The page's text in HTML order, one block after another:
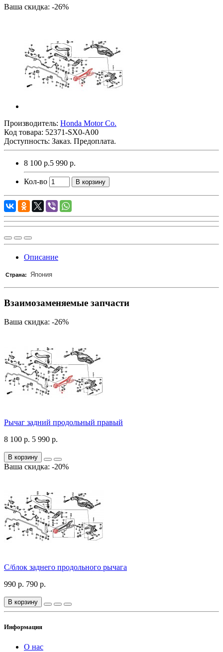
Ваша скидка: -26%
Производитель: Honda Motor Co.
Код товара: 52371-SX0-A00
Доступность: Заказ. Предоплата.
8 100 р.5 990 р.
Кол-во В корзину
Описание
Страна: Япония
Взаимозаменяемые запчасти
Ваша скидка: -26%
Рычаг задний продольный правый
8 100 р. 5 990 р.
В корзину
Ваша скидка: -20%
С/блок заднего продольного рычага
990 р. 790 р.
В корзину
Информация
О нас